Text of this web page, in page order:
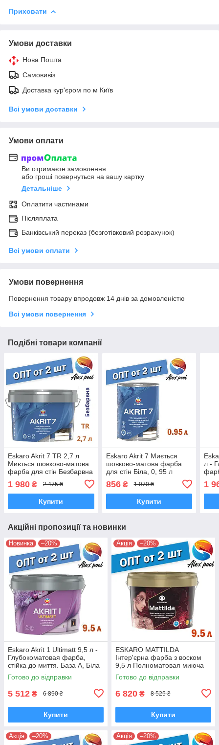
Приховати
Умови доставки
Нова Пошта
Самовивіз
Доставка кур'єром по м Київ
Всі умови доставки
Умови оплати
Ви отримаєте замовлення
або гроші повернуться на вашу картку
Детальніше
Оплатити частинами
Післяплата
Банківський переказ (безготівковий розрахунок)
Всі умови оплати
Умови повернення
Повернення товару впродовж 14 днів за домовленістю
Всі умови повернення
Подібні товари компанії
Eskaro Akrit 7 TR 2,7 л
Миється шовково-матова
фарба для стін Безбарвна
акрилатна фарби
1 980 ₴ 2 475 ₴
Купити
Eskaro Akrit 7 Миється
шовково-матова фарба
для стін Біла, 0, 95 л
акрилатна фарба
856₴ 1 070 ₴
Купити
л -
1
Акційні пропозиції та новинки
Новинка –20%
Eskaro Akrit 1 Ultimatt 9,5 л -
Глубокоматовая фарба,
стійка до миття. База А, Біла
Готово до відправки
5 512 ₴ 6 890 ₴
Купити
Акція –20%
ESKARO MATTILDA
Інтер'єрна фарба з воском
9,5 л Полноматовая миюча
фарба для стін, акрилатна
фарба
Готово до відправки
6 820 ₴ 8 525 ₴
Купити
Акція –20% Акція –20%